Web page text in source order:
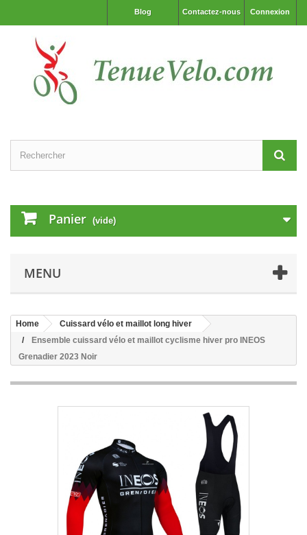
Connexion
Contactez-nous
Blog
Panier (vide)
MENU
Home
Cuissard vélo et maillot long hiver
Ensemble cuissard vélo et maillot cyclisme hiver pro INEOS
Grenadier 2023 Noir